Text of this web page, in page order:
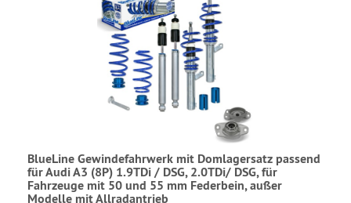
BlueLine Gewindefahrwerk mit Domlagersatz passend
für Audi A3 (8P) 1.9TDi / DSG, 2.0TDi/ DSG, für
Fahrzeuge mit 50 und 55 mm Federbein, außer
Modelle mit Allradantrieb